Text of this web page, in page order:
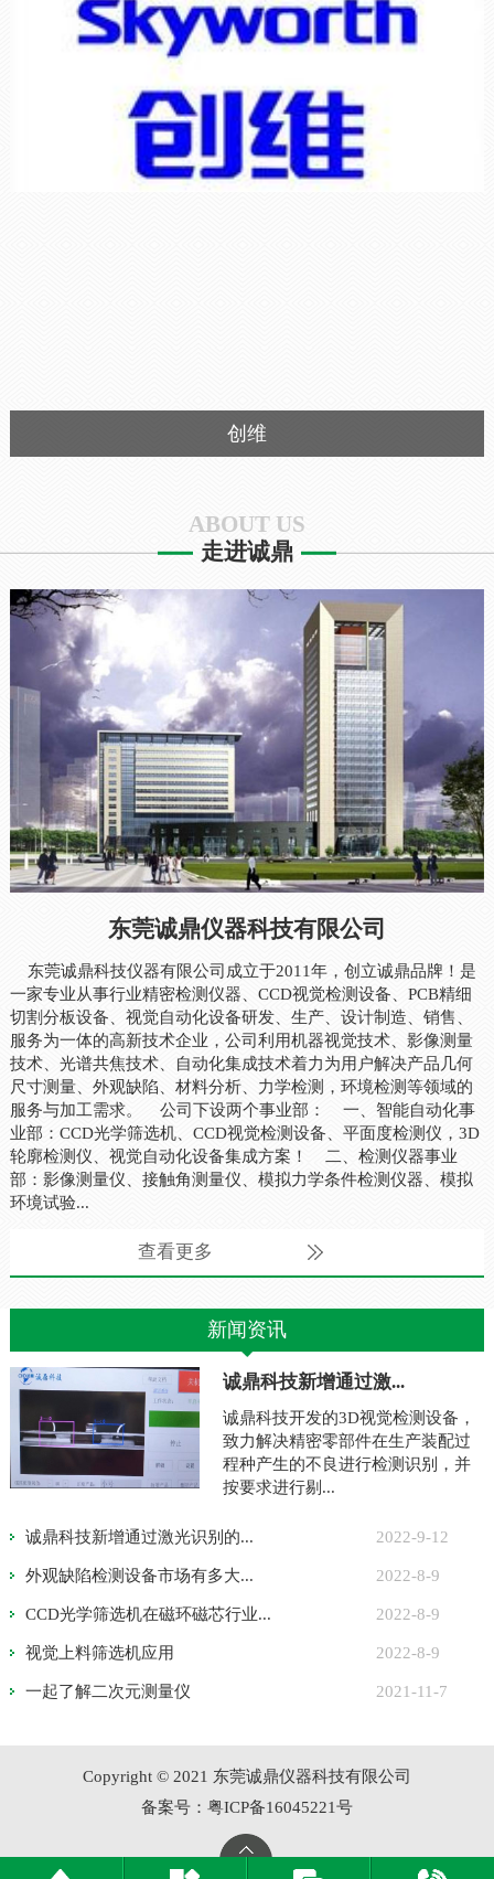
创维
ABOUT US
走进诚鼎
东莞诚鼎仪器科技有限公司
东莞诚鼎科技仪器有限公司成立于2011年，创立诚鼎品牌！是
一家专业从事行业精密检测仪器、CCD视觉检测设备、PCB精细
切割分板设备、视觉自动化设备研发、生产、设计制造、销售、
服务为一体的高新技术企业，公司利用机器视觉技术、影像测量
技术、光谱共焦技术、自动化集成技术着力为用户解决产品几何
尺寸测量、外观缺陷、材料分析、力学检测，环境检测等领域的
服务与加工需求。 公司下设两个事业部： 一、智能自动化事
业部：CCD光学筛选机、CCD视觉检测设备、平面度检测仪，3D
轮廓检测仪、视觉自动化设备集成方案！ 二、检测仪器事业
部：影像测量仪、接触角测量仪、模拟力学条件检测仪器、模拟
环境试验...
查看更多
新闻资讯
诚鼎科技新增通过激...
诚鼎科技开发的3D视觉检测设备，
致力解决精密零部件在生产装配过
程种产生的不良进行检测识别，并
按要求进行剔...
诚鼎科技新增通过激光识别的... 2022-9-12
外观缺陷检测设备市场有多大... 2022-8-9
CCD光学筛选机在磁环磁芯行业... 2022-8-9
视觉上料筛选机应用 2022-8-9
一起了解二次元测量仪 2021-11-7
Copyright © 2021 东莞诚鼎仪器科技有限公司
备案号：粤ICP备16045221号